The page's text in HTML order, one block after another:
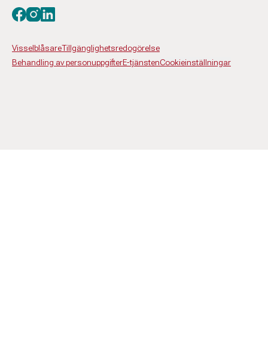
VisselblåsareTillgänglighetsredogörelse
Behandling av personuppgifterE-tjänstenCookieinställningar
Besök oss på facebook
Besök oss på instagram
Besök oss på linkedin